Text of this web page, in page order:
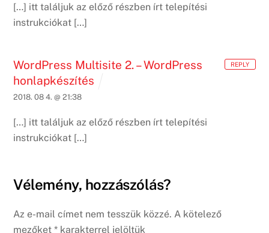
[…] itt találjuk az előző részben írt telepítési
instrukciókat […]
WordPress Multisite 2. – WordPress
honlapkészítés
2018. 08 4. @ 21:38
[…] itt találjuk az előző részben írt telepítési
instrukciókat […]
REPLY
Vélemény, hozzászólás?
Az e-mail címet nem tesszük közzé. A kötelező
mezőket* karakterrel jelöltük